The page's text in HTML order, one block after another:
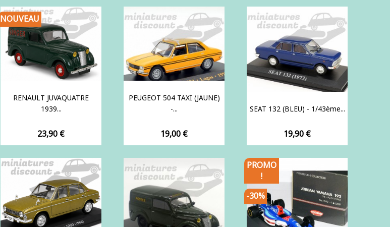
RENAULT JUVAQUATRE
1939...
Prix
23,90 €
NOUVEAU
PEUGEOT 504 TAXI (JAUNE)
-...
Prix
19,00 €
SEAT 132 (BLEU) - 1/43ème...
Prix
19,90 €
PROMO
!
-30%